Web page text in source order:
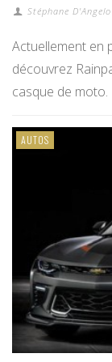
Stéphane D'Angelo
Actuellement en
découvrez
casque de moto.
AUTOS